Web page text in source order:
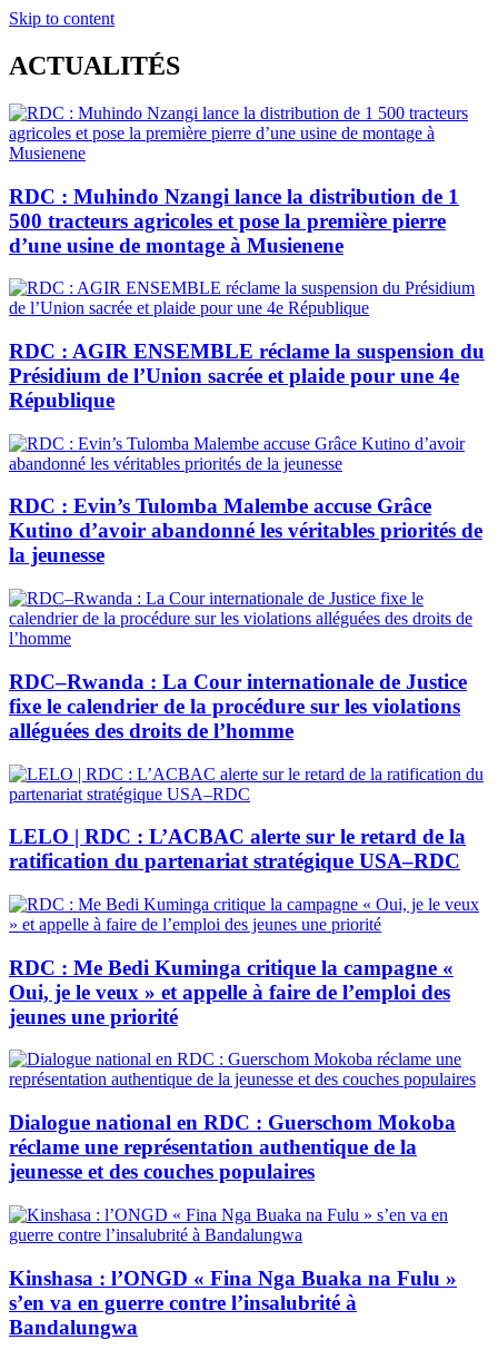
Skip to content
ACTUALITÉS
RDC : Muhindo Nzangi lance la distribution de 1
500 tracteurs agricoles et pose la première pierre
d’une usine de montage à Musienene
RDC : AGIR ENSEMBLE réclame la suspension du
Présidium de l’Union sacrée et plaide pour une 4e
République
RDC : Evin’s Tulomba Malembe accuse Grâce
Kutino d’avoir abandonné les véritables priorités de
la jeunesse
RDC–Rwanda : La Cour internationale de Justice
fixe le calendrier de la procédure sur les violations
alléguées des droits de l’homme
LELO | RDC : L’ACBAC alerte sur le retard de la
ratification du partenariat stratégique USA–RDC
RDC : Me Bedi Kuminga critique la campagne «
Oui, je le veux » et appelle à faire de l’emploi des
jeunes une priorité
Dialogue national en RDC : Guerschom Mokoba
réclame une représentation authentique de la
jeunesse et des couches populaires
Kinshasa : l’ONGD « Fina Nga Buaka na Fulu »
s’en va en guerre contre l’insalubrité à
Bandalungwa